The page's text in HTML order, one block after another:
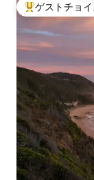
大好評のゲス
ゲストチョイ